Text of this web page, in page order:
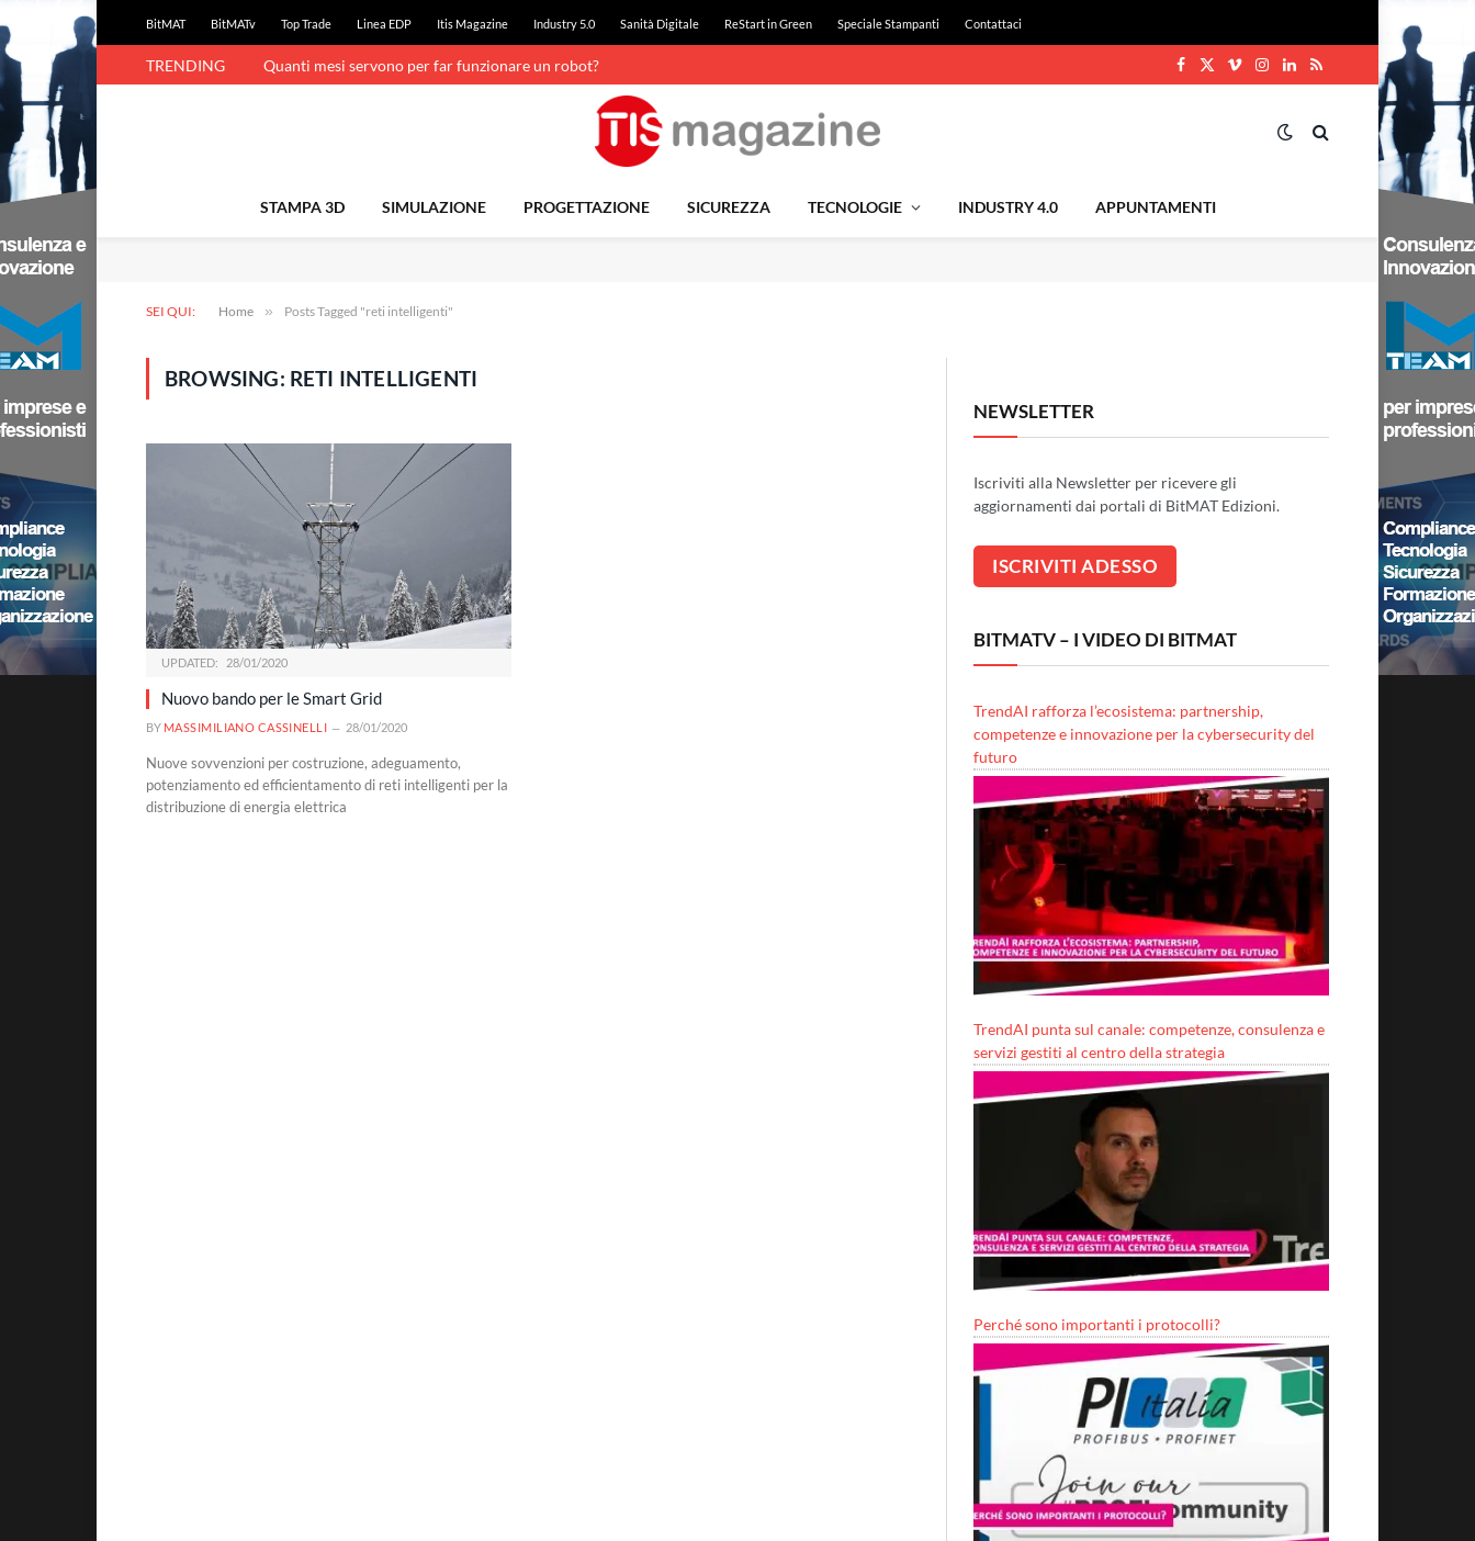
BitMAT BitMATv Top Trade Linea EDP Itis Magazine Industry 5.0 Sanità Digitale ReStart in Green Speciale Stampanti Contattaci
TRENDING Quanti mesi servono per far funzionare un robot?
Facebook
X
VimeoInstagram
LinkedIn
RSS
STAMPA 3D SIMULAZIONE PROGETTAZIONE SICUREZZA TECNOLOGIE INDUSTRY 4.0 APPUNTAMENTI
SEI QUI: Home » Posts Tagged "reti intelligenti"
BROWSING: RETI INTELLIGENTI
UPDATED: 28/01/2020
Nuovo bando per le Smart Grid
BY MASSIMILIANO CASSINELLI 28/01/2020
Nuove sovvenzioni per costruzione, adeguamento,
potenziamento ed efficientamento di reti intelligenti per la
distribuzione di energia elettrica
NEWSLETTER
Iscriviti alla Newsletter per ricevere gli
aggiornamenti dai portali di BitMAT Edizioni.
BITMATV – I VIDEO DI BITMAT
TrendAI rafforza l’ecosistema: partnership,
competenze e innovazione per la cybersecurity del
futuro
TrendAI punta sul canale: competenze, consulenza e
servizi gestiti al centro della strategia
Perché sono importanti i protocolli?